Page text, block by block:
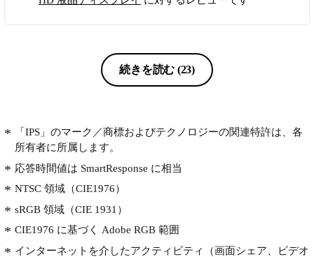
ちらの製品はDPポートが２個あるの
の所ありません(気づかない・無いと
思う) 43インチクラスの4Kモニタとし
モニタ下部にセンタースピーカーを置
いてますが、下部に突起が無い事も気
続きを読む (23)
「IPS」のマーク／商標およびテクノロジーの関連特許は、各
所有者に所属します。
応答時間値は SmartResponse に相当
NTSC 領域（CIE1976）
sRGB 領域（CIE 1931）
CIE1976 に基づく Adobe RGB 範囲
インターネットを介したアクティビティ（画面シェア、ビデオ